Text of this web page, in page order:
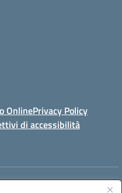
OnlinePrivacy Policy
di accessibilità